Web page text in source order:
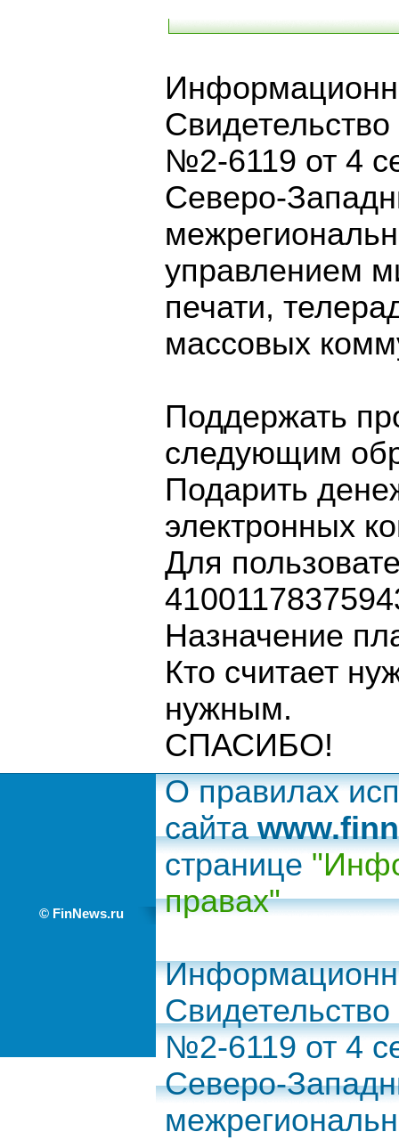
№2-6119 от 4
Северо-
управлением
печати,
массовых
Поддержать
следующим
Подарить
электронных
Для
Назначение
Кто считает
нужным.
СПАСИБО!
© FinNews.ru
О правилах
сайта
странице
правах"
№2-6119 от 4
Северо-